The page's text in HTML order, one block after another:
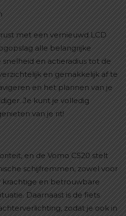
met een vernieuwd LCD
alle belangrijke
snelheid en actieradius tot de
en gemakkelijk af te
en het plannen van je
Je kunt je volledig
van je rit!
en de Vomo CS20 stelt
schijfremmen, zowel voor
krachtige en betrouwbare
Daarnaast is de fiets
zodat je ook in